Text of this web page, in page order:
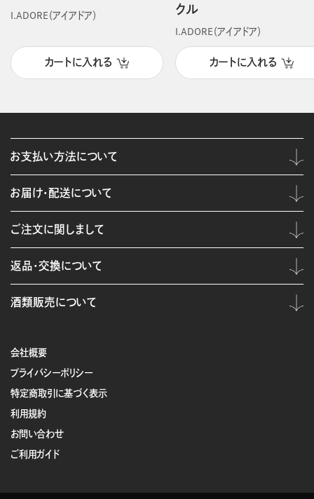
I.ADORE（アイアドア）
カートに入れる
クル
I.ADORE（アイアドア）
カートに入れる
会社概要
プライバシーポリシー
特定商取引に基づく表示
利用規約
お問い合わせ
ご利用ガイド
お支払い方法について
お届け・配送について
ご注文に関しまして
返品・交換について
酒類販売について